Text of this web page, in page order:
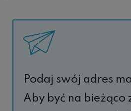
Podaj swój adres
Aby być na bieżąco